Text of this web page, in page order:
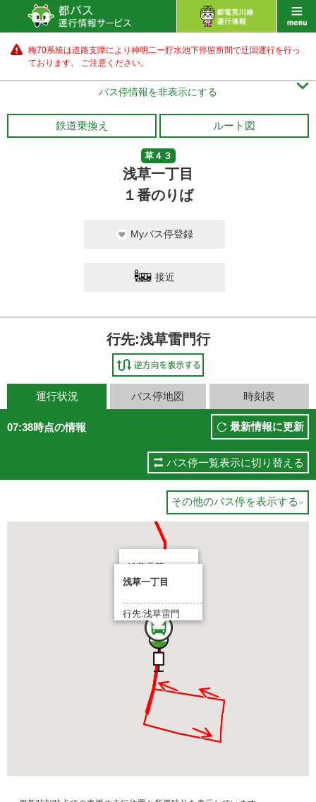
梅70系統は道路支障により神明二ー貯水池下停留所間で迂回運行を行っ
ております。 ご注意ください。
バス停情報を非表示にする 
鉄道乗換え ルート図
草４３
浅草一丁目
１番のりば
Myバス停登録
接近
行先:浅草雷門行
運行状況 バス停地図 時刻表
07:38時点の情報 最新情報に更新
バス停一覧表示に切り替える
その他のバス停を表示する 
浅草一丁目
行先:浅草雷門
浅草雷門